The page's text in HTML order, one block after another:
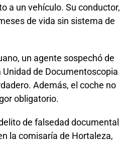
a un vehículo. Su conductor,
de vida sin sistema de
un agente sospechó de
de Documentoscopia
Además, el coche no
obligatorio.
de falsedad documental
la comisaría de Hortaleza,